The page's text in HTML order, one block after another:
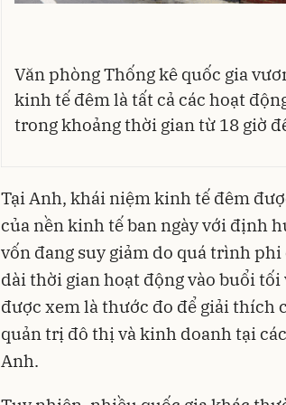
Văn phòng Thống kê quốc gia
kinh tế đêm là tất cả các hoạt
trong khoảng thời gian từ 18 giờ
Tại Anh, khái niệm kinh tế đêm
của nền kinh tế ban ngày với định
vốn đang suy giảm do quá trình
dài thời gian hoạt động vào buổi
được xem là thước đo để giải thích
quản trị đô thị và kinh doanh tại
Anh.